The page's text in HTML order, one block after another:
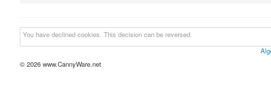
You have declined cookies. This decision can be reversed.
© 2026 www.CannyWare.net